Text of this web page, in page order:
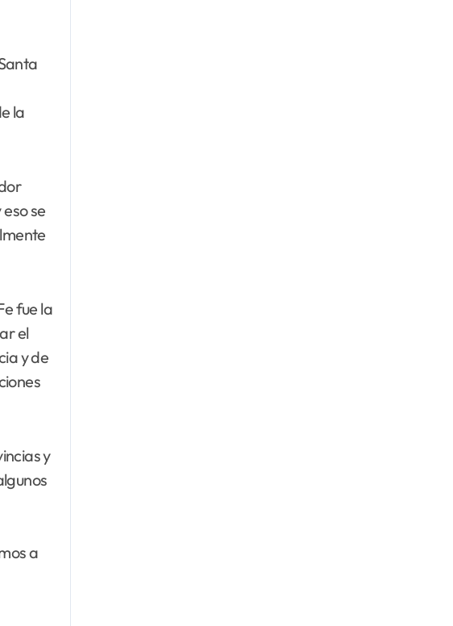
la
se
fue la
el
y de
y
a